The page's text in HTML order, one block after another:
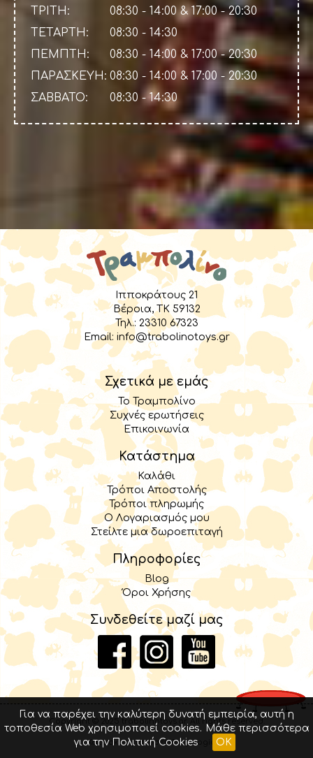
ΤΡΙΤΗ:
08:30 - 14:00 & 17:00 - 20:30
ΤΕΤΑΡΤΗ:
08:30 - 14:30
ΠΕΜΠΤΗ:
08:30 - 14:00 & 17:00 - 20:30
ΠΑΡΑΣΚΕΥΗ: 08:30 - 14:00 & 17:00 - 20:30
ΣΑΒΒΑΤΟ:
08:30 - 14:30
Ιπποκράτους 21
Βέροια, TK 59132
Τηλ.: 23310 67323
Email: info@trabolinotoys.gr
Σχετικά με εμάς
Το Τραμπολίνο
Συχνές ερωτήσεις
Επικοινωνία
Κατάστημα
Καλάθι
Τρόποι Αποστολής
Τρόποι πληρωμής
Ο Λογαριασμός μου
Στείλτε μια δωροεπιταγή
Πληροφορίες
Blog
Όροι Χρήσης
Συνδεθείτε μαζί μας
Copyright © 2025 trabolinotoys.gr. All rights reserved.
Κατασκευή ιστοσελίδας elogic.gr
Για να παρέχει την καλύτερη δυνατή εμπειρία, αυτή η
τοποθεσία Web χρησιμοποιεί cookies. Μάθε περισσότερα
για την Πολιτική Cookies
OK